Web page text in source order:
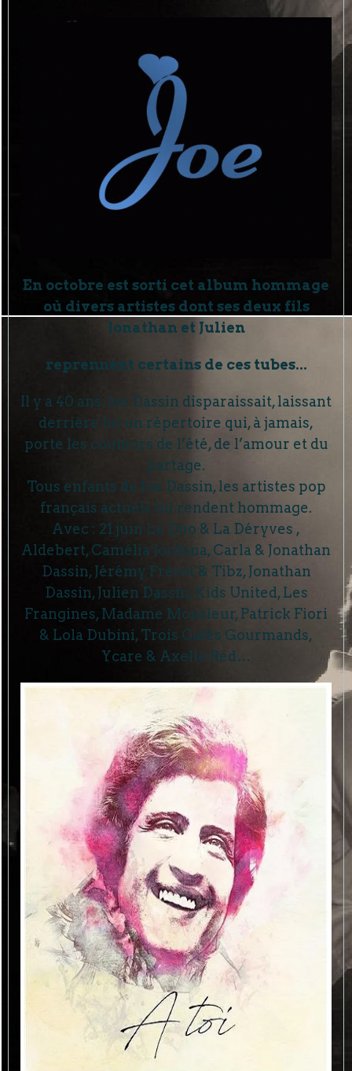
En octobre est sorti cet album hommage
où divers artistes dont ses deux fils
Jonathan et Julien
reprennent certains de ces tubes...
Il y a 40 ans, Joe Dassin disparaissait, laissant
derrière lui un répertoire qui, à jamais,
porte les couleurs de l’été, de l’amour et du
partage.
Tous enfants de Joe Dassin, les artistes pop
français actuels lui rendent hommage.
Avec : 21 juin Le Duo & La Déryves ,
Aldebert, Camélia Jordana, Carla & Jonathan
Dassin, Jérémy Frérot & Tibz, Jonathan
Dassin, Julien Dassin, Kids United, Les
Frangines, Madame Monsieur, Patrick Fiori
& Lola Dubini, Trois Cafés Gourmands,
Ycare & Axelle Red…